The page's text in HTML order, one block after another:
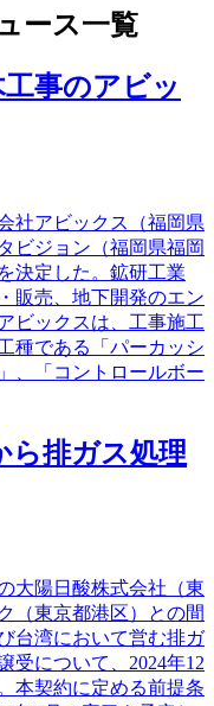
ース一覧
事のアビッ
社アビックス（福岡県
ビジョン（福岡県福岡
決定した。鉱研工業
販売、地下開発のエン
ビックスは、工事施工
種である「パーカッシ
、「コントロールボー
ら排ガス処理
大陽日酸株式会社（東
（東京都港区）との間
台湾において営む排ガ
受について、2024年12
本契約に定める前提条